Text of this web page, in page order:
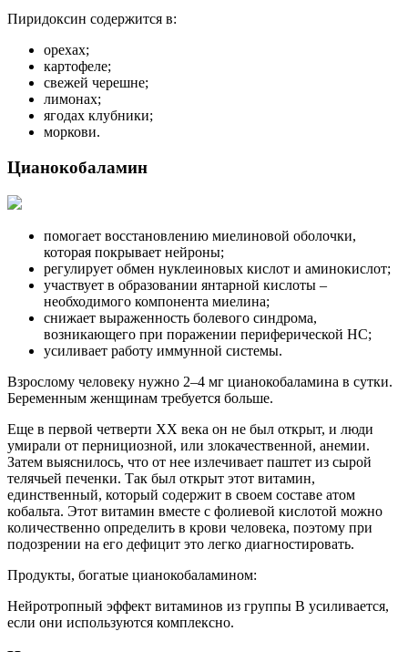
Пиридоксин содержится в:
орехах;
картофеле;
свежей черешне;
лимонах;
ягодах клубники;
моркови.
Цианокобаламин
помогает восстановлению миелиновой оболочки,
которая покрывает нейроны;
регулирует обмен нуклеиновых кислот и аминокислот;
участвует в образовании янтарной кислоты –
необходимого компонента миелина;
снижает выраженность болевого синдрома,
возникающего при поражении периферической НС;
усиливает работу иммунной системы.
Взрослому человеку нужно 2–4 мг цианокобаламина в сутки.
Беременным женщинам требуется больше.
Еще в первой четверти XX века он не был открыт, и люди
умирали от пернициозной, или злокачественной, анемии.
Затем выяснилось, что от нее излечивает паштет из сырой
телячьей печенки. Так был открыт этот витамин,
единственный, который содержит в своем составе атом
кобальта. Этот витамин вместе с фолиевой кислотой можно
количественно определить в крови человека, поэтому при
подозрении на его дефицит это легко диагностировать.
Продукты, богатые цианокобаламином:
Нейротропный эффект витаминов из группы В усиливается,
если они используются комплексно.